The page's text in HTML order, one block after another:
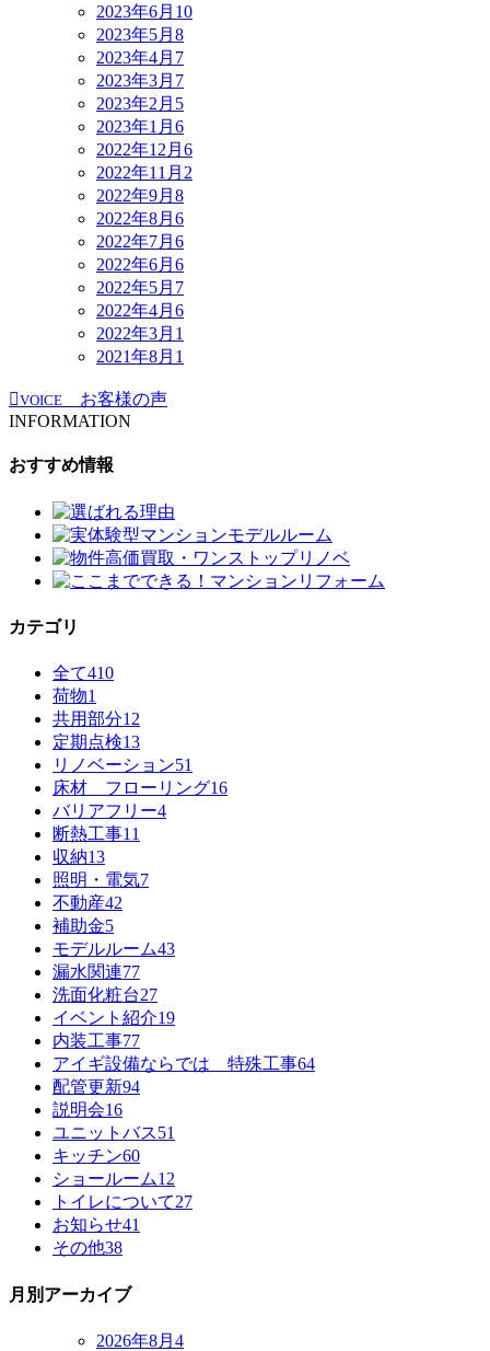
2023年6月 10
2023年5月 8
2023年4月 7
2023年3月 7
2023年2月 5
2023年1月 6
2022年12月 6
2022年11月 2
2022年9月 8
2022年8月 6
2022年7月 6
2022年6月 6
2022年5月 7
2022年4月 6
2022年3月 1
2021年8月 1
VOICE
お客様の声
INFORMATION
おすすめ情報
カテゴリ
全て410
荷物1
共用部分12
定期点検13
リノベーション51
床材 フローリング16
バリアフリー4
断熱工事11
収納13
照明・電気7
不動産42
補助金5
モデルルーム43
漏水関連77
洗面化粧台27
イベント紹介19
内装工事77
アイギ設備ならでは 特殊工事64
配管更新94
説明会16
ユニットバス51
キッチン60
ショールーム12
トイレについて27
お知らせ41
その他38
月別アーカイブ
2026年8月 4